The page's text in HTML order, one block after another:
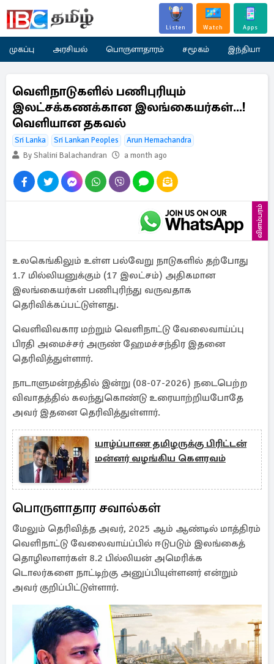
Listen Watch Apps
முகப்பு அரசியல் பொருளாதாரம் சமூகம் இந்தியா
வெளிநாடுகளில் பணிபுரியும்
இலட்சக்கணக்கான இலங்கையர்கள்...!
வெளியான தகவல்
Sri Lanka Sri Lankan Peoples
Arun Hemachandra
By Shalini Balachandran
a month ago
விளம்பரம்
உலகெங்கிலும் உள்ள பல்வேறு நாடுகளில் தற்போது
1.7 மில்லியனுக்கும் (17 இலட்சம்) அதிகமான
இலங்கையர்கள் பணிபுரிந்து வருவதாக
தெரிவிக்கப்பட்டுள்ளது.
வெளிவிவகார மற்றும் வெளிநாட்டு வேலைவாய்ப்பு
பிரதி அமைச்சர் அருண் ஹேமச்சந்திர இதனை
தெரிவித்துள்ளார்.
நாடாளுமன்றத்தில் இன்று (08-07-2026) நடைபெற்ற
விவாதத்தில் கலந்துகொண்டு உரையாற்றியபோதே
அவர் இதனை தெரிவித்துள்ளார்.
யாழ்ப்பாண தமிழருக்கு பிரிட்டன்
மன்னர் வழங்கிய கௌரவம்
பொருளாதார சவால்கள்
மேலும் தெரிவித்த அவர், 2025 ஆம் ஆண்டில் மாத்திரம்
வெளிநாட்டு வேலைவாய்ப்பில் ஈடுபடும் இலங்கைத்
தொழிலாளர்கள் 8.2 பில்லியன் அமெரிக்க
டொலர்களை நாட்டிற்கு அனுப்பியுள்ளனர் என்றும்
அவர் குறிப்பிட்டுள்ளார்.